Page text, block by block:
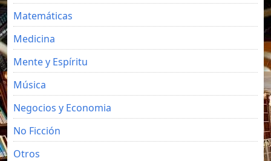
Matemáticas
Medicina
Mente y Espíritu
Música
Negocios y Economia
No Ficción
Otros